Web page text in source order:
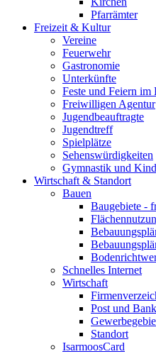
Pfarrämter
Freizeit & Kultur
Vereine
Feuerwehr
Gastronomie
Unterkünfte
Feste und Feiern im
Freiwilligen Agentur
Jugendbeauftragte
Jugendtreff
Spielplätze
Sehenswürdigkeiten
Gymnastik und
Wirtschaft & Standort
Bauen
Baugebiete -
Schnelles Internet
Wirtschaft
Post und
Standort
IsarmoosCard